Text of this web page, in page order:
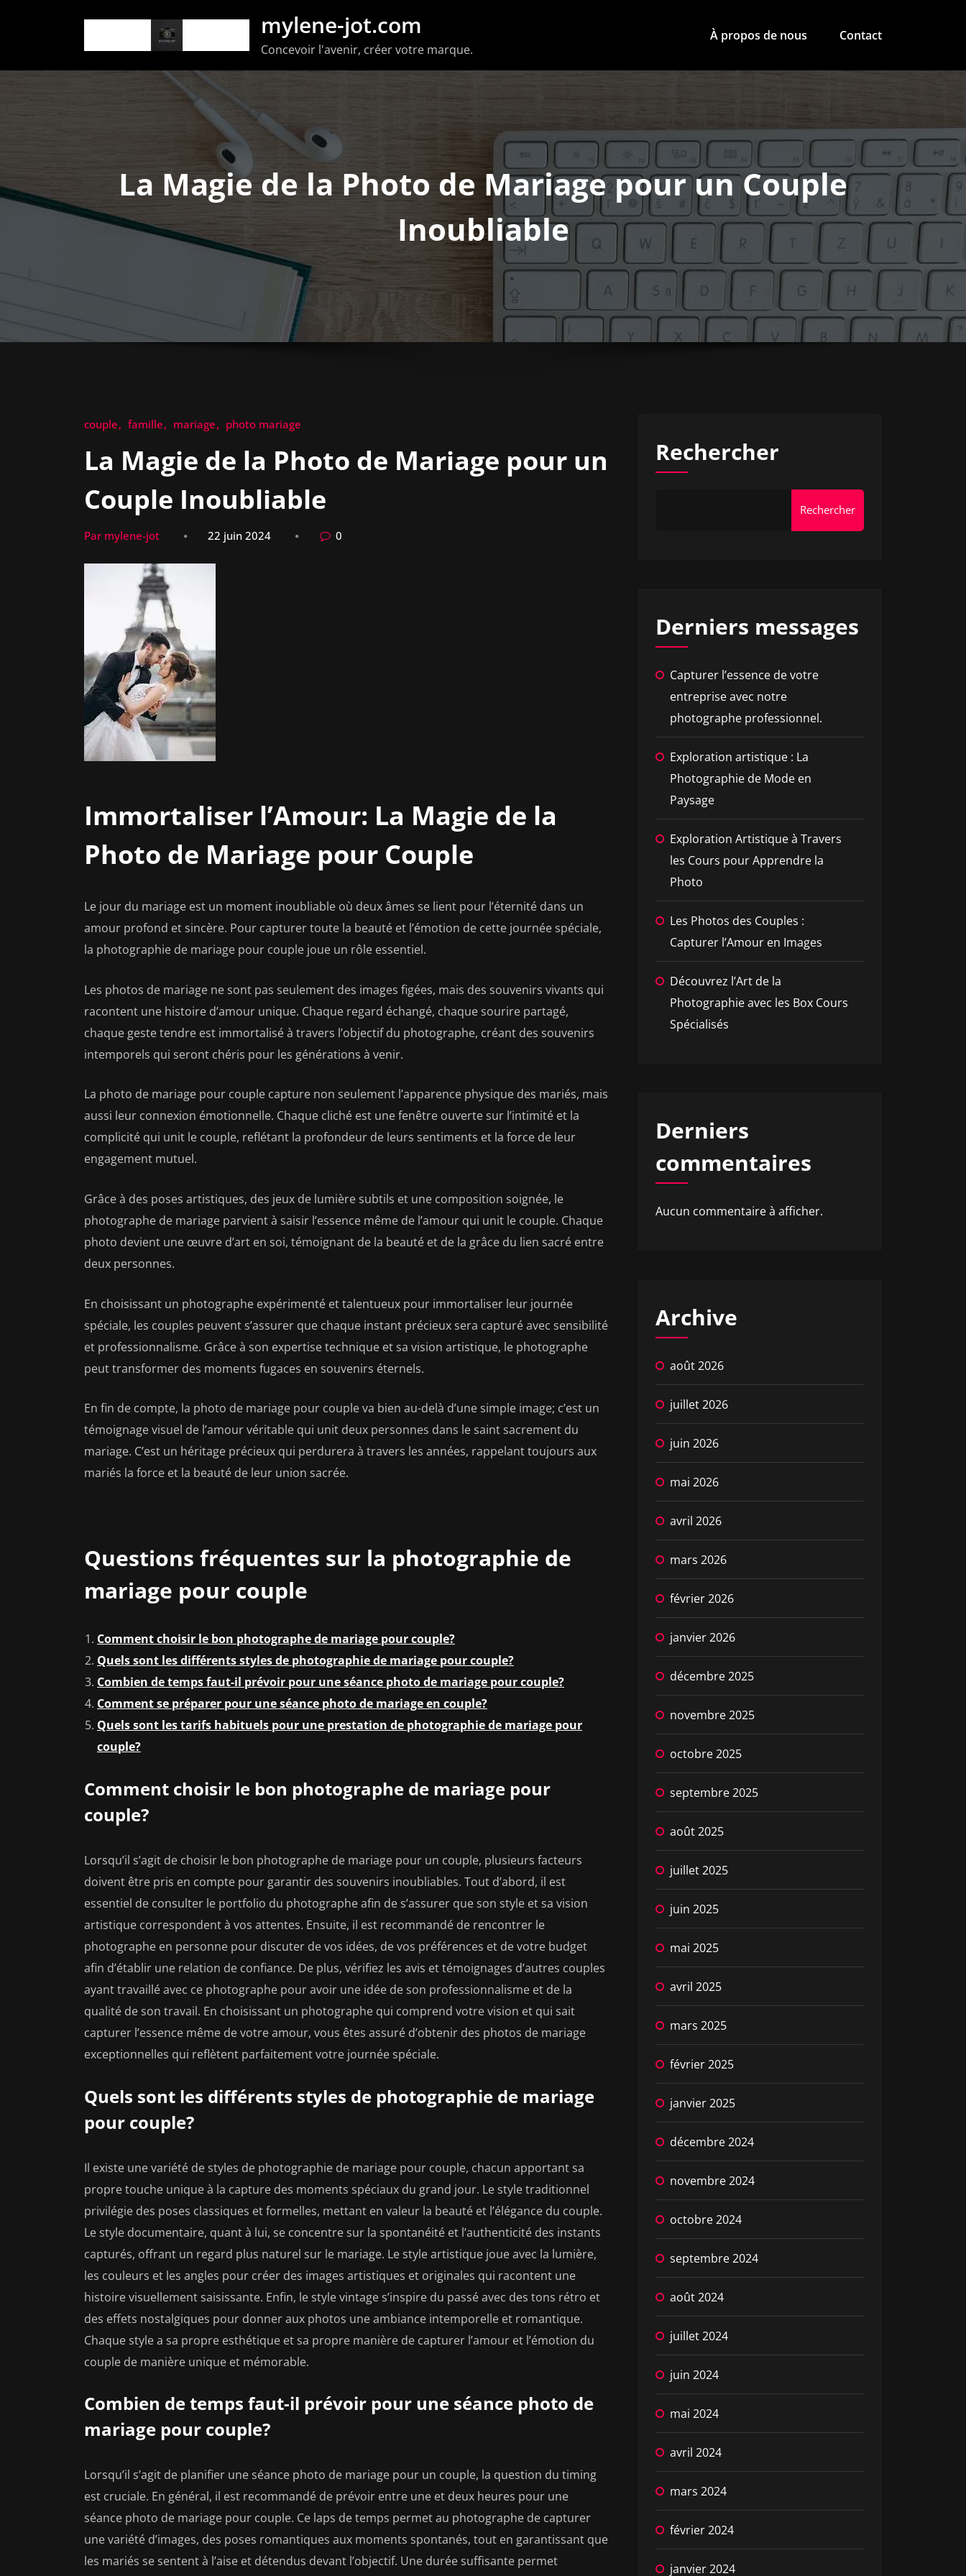
mylene-jot.com
Concevoir l'avenir, créer votre marque.
À propos de nous Contact
La Magie de la Photo de Mariage pour un Couple
Inoubliable
couple famille mariage photo mariage
La Magie de la Photo de Mariage pour un
Couple Inoubliable
Par mylene-jot 22 juin 2024 0
Immortaliser l’Amour: La Magie de la
Photo de Mariage pour Couple
Le jour du mariage est un moment inoubliable où deux âmes se lient pour l’éternité dans un
amour profond et sincère. Pour capturer toute la beauté et l’émotion de cette journée spéciale,
la photographie de mariage pour couple joue un rôle essentiel.
Les photos de mariage ne sont pas seulement des images figées, mais des souvenirs vivants qui
racontent une histoire d’amour unique. Chaque regard échangé, chaque sourire partagé,
chaque geste tendre est immortalisé à travers l’objectif du photographe, créant des souvenirs
intemporels qui seront chéris pour les générations à venir.
La photo de mariage pour couple capture non seulement l’apparence physique des mariés, mais
aussi leur connexion émotionnelle. Chaque cliché est une fenêtre ouverte sur l’intimité et la
complicité qui unit le couple, reflétant la profondeur de leurs sentiments et la force de leur
engagement mutuel.
Grâce à des poses artistiques, des jeux de lumière subtils et une composition soignée, le
photographe de mariage parvient à saisir l’essence même de l’amour qui unit le couple. Chaque
photo devient une œuvre d’art en soi, témoignant de la beauté et de la grâce du lien sacré entre
deux personnes.
En choisissant un photographe expérimenté et talentueux pour immortaliser leur journée
spéciale, les couples peuvent s’assurer que chaque instant précieux sera capturé avec sensibilité
et professionnalisme. Grâce à son expertise technique et sa vision artistique, le photographe
peut transformer des moments fugaces en souvenirs éternels.
En fin de compte, la photo de mariage pour couple va bien au-delà d’une simple image; c’est un
témoignage visuel de l’amour véritable qui unit deux personnes dans le saint sacrement du
mariage. C’est un héritage précieux qui perdurera à travers les années, rappelant toujours aux
mariés la force et la beauté de leur union sacrée.
Questions fréquentes sur la photographie de
mariage pour couple
Comment choisir le bon photographe de mariage pour couple?
Quels sont les différents styles de photographie de mariage pour couple?
Combien de temps faut-il prévoir pour une séance photo de mariage pour couple?
Comment se préparer pour une séance photo de mariage en couple?
Quels sont les tarifs habituels pour une prestation de photographie de mariage pour
couple?
Comment choisir le bon photographe de mariage pour
couple?
Lorsqu’il s’agit de choisir le bon photographe de mariage pour un couple, plusieurs facteurs
doivent être pris en compte pour garantir des souvenirs inoubliables. Tout d’abord, il est
essentiel de consulter le portfolio du photographe afin de s’assurer que son style et sa vision
artistique correspondent à vos attentes. Ensuite, il est recommandé de rencontrer le
photographe en personne pour discuter de vos idées, de vos préférences et de votre budget
afin d’établir une relation de confiance. De plus, vérifiez les avis et témoignages d’autres couples
ayant travaillé avec ce photographe pour avoir une idée de son professionnalisme et de la
qualité de son travail. En choisissant un photographe qui comprend votre vision et qui sait
capturer l’essence même de votre amour, vous êtes assuré d’obtenir des photos de mariage
exceptionnelles qui reflètent parfaitement votre journée spéciale.
Quels sont les différents styles de photographie de mariage
pour couple?
Il existe une variété de styles de photographie de mariage pour couple, chacun apportant sa
propre touche unique à la capture des moments spéciaux du grand jour. Le style traditionnel
privilégie des poses classiques et formelles, mettant en valeur la beauté et l’élégance du couple.
Le style documentaire, quant à lui, se concentre sur la spontanéité et l’authenticité des instants
capturés, offrant un regard plus naturel sur le mariage. Le style artistique joue avec la lumière,
les couleurs et les angles pour créer des images artistiques et originales qui racontent une
histoire visuellement saisissante. Enfin, le style vintage s’inspire du passé avec des tons rétro et
des effets nostalgiques pour donner aux photos une ambiance intemporelle et romantique.
Chaque style a sa propre esthétique et sa propre manière de capturer l’amour et l’émotion du
couple de manière unique et mémorable.
Combien de temps faut-il prévoir pour une séance photo de
mariage pour couple?
Lorsqu’il s’agit de planifier une séance photo de mariage pour un couple, la question du timing
est cruciale. En général, il est recommandé de prévoir entre une et deux heures pour une
séance photo de mariage pour couple. Ce laps de temps permet au photographe de capturer
une variété d’images, des poses romantiques aux moments spontanés, tout en garantissant que
les mariés se sentent à l’aise et détendus devant l’objectif. Une durée suffisante permet
Rechercher
Rechercher
Derniers messages
Capturer l’essence de votre
entreprise avec notre
photographe professionnel.
Exploration artistique : La
Photographie de Mode en
Paysage
Exploration Artistique à Travers
les Cours pour Apprendre la
Photo
Les Photos des Couples :
Capturer l’Amour en Images
Découvrez l’Art de la
Photographie avec les Box Cours
Spécialisés
Derniers
commentaires
Aucun commentaire à afficher.
Archive
août 2026
juillet 2026
juin 2026
mai 2026
avril 2026
mars 2026
février 2026
janvier 2026
décembre 2025
novembre 2025
octobre 2025
septembre 2025
août 2025
juillet 2025
juin 2025
mai 2025
avril 2025
mars 2025
février 2025
janvier 2025
décembre 2024
novembre 2024
octobre 2024
septembre 2024
août 2024
juillet 2024
juin 2024
mai 2024
avril 2024
mars 2024
février 2024
janvier 2024